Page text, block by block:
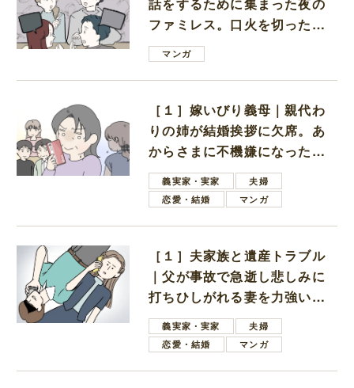
ファミレス。口火を切ったの
は電車好きの男の子ママ
マンガ
［１］嫁いびり義母｜親代わ
りの姉が結婚挨拶に欠席。あ
からさまに不機嫌になった義
母義実家・実家
夫婦
恋愛・結婚
マンガ
［１］夫家族と遺産トラブル
｜父が事故で急逝し悲しみに
打ちひしがれる妻を力強い言
葉で励ます夫
義実家・実家
夫婦
恋愛・結婚
マンガ